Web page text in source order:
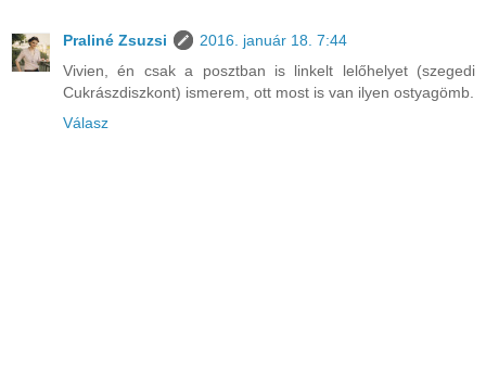
Praliné Zsuzsi
2016. január 18. 7:44
Vivien, én csak a posztban is linkelt lelőhelyet (szegedi
Cukrászdiszkont) ismerem, ott most is van ilyen ostyagömb.
Válasz